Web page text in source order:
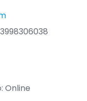
Online